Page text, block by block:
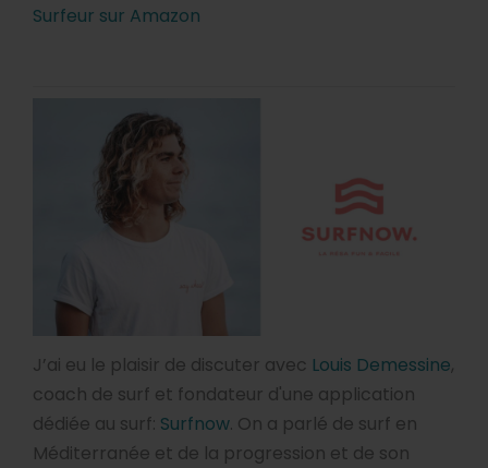
Surfeur sur Amazon
J’ai eu le plaisir de discuter avec Louis Demessine,
coach de surf et fondateur d'une application
dédiée au surf: Surfnow. On a parlé de surf en
Méditerranée et de la progression et de son